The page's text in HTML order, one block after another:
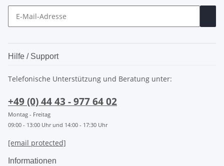
Hilfe / Support
Telefonische Unterstützung und Beratung unter:
+49 (0) 44 43 - 977 64 02
Montag - Freitag
09:00 - 13:00 Uhr und 14:00 - 17:30 Uhr
[email protected]
Informationen